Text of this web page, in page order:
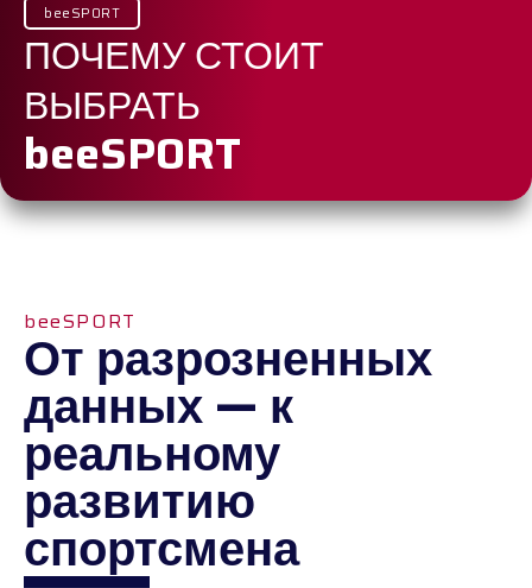
beeSPORT
ПОЧЕМУ СТОИТ
ВЫБРАТЬ
beeSPORT
beeSPORT
От разрозненных
данных — к
реальному
развитию
спортсмена